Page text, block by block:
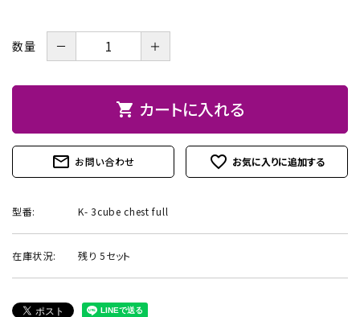
数量 － ＋
shopping_cart カートに入れる
mail_outline お問い合わせ favorite_outline
型番: K- 3cube chest full
在庫状況: 残り 5セット